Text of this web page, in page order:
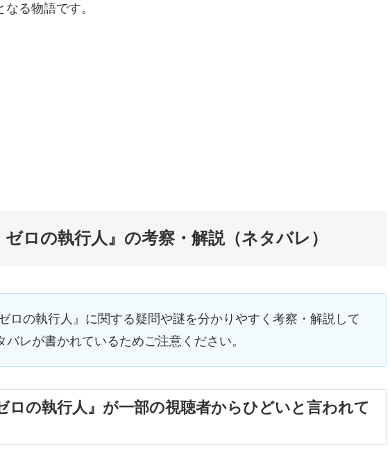
る物語です。
ロの執行人』の考察・解説（ネタバレ）
ロの執行人』に関する疑問や謎を分かりやすく考察・解説して
レが書かれているためご注意ください。
ロの執行人』が一部の視聴者からひどいと言われて